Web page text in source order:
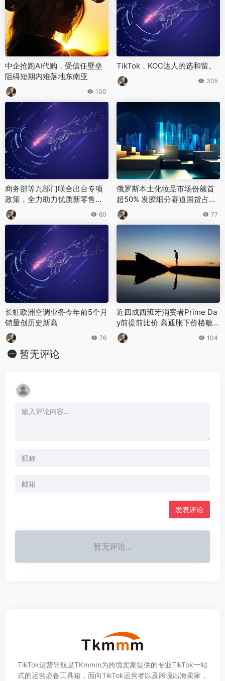
‌中企抢跑AI代购，受信任壁垒
阻碍短期内难落地东南亚‌
100
TikTok，KOC达人的选和留。
305
商务部等九部门联合出台专项
政策，全力助力优质新零售企
业登陆资本市场
60
俄罗斯本土化妆品市场份额首
超50% 发胶细分赛道国货占比
达85%
77
‌长虹欧洲空调业务今年前5个月
销量创历史新高‌
76
近四成西班牙消费者Prime Da
y前提前比价 高通胀下价格敏
感度显著提升
104
暂无评论
发表评论
暂无评论...
TikTok运营导航是TKmmm为跨境卖家提供的专业TikTok一站
式的运营必备工具箱，面向TikTok运营者以及跨境出海卖家，